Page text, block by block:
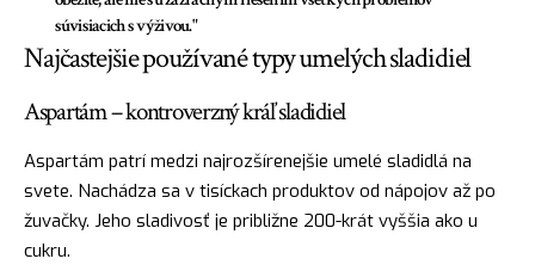
súvisiacich s výživou."
Najčastejšie používané typy umelých sladidiel
Aspartám – kontroverzný kráľ sladidiel
Aspartám patrí medzi najrozšírenejšie umelé sladidlá na
svete. Nachádza sa v tisíckach produktov od nápojov až po
žuvačky. Jeho sladivosť je približne 200-krát vyššia ako u
cukru.